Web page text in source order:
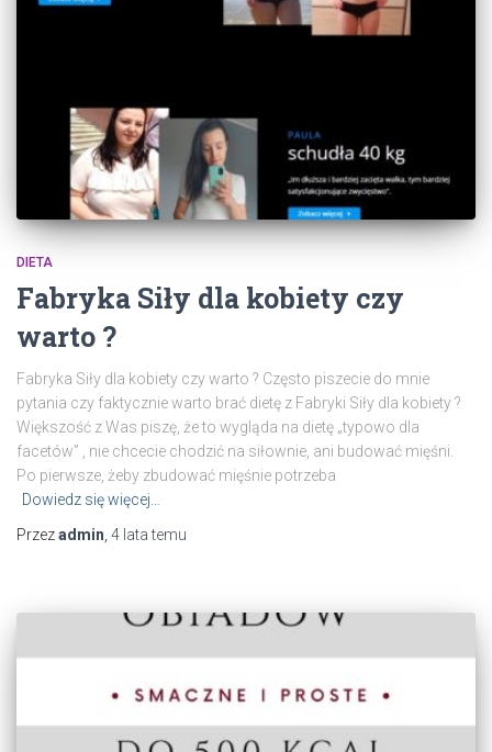
DIETA
Fabryka Siły dla kobiety czy
warto ?
Fabryka Siły dla kobiety czy warto ? Często piszecie do mnie
pytania czy faktycznie warto brać dietę z Fabryki Siły dla kobiety ?
Większość z Was piszę, że to wygląda na dietę „typowo dla
facetów” , nie chcecie chodzić na siłownie, ani budować mięśni.
Po pierwsze, żeby zbudować mięśnie potrzeba
Dowiedz się więcej…
Przezadmin 4 latatemu